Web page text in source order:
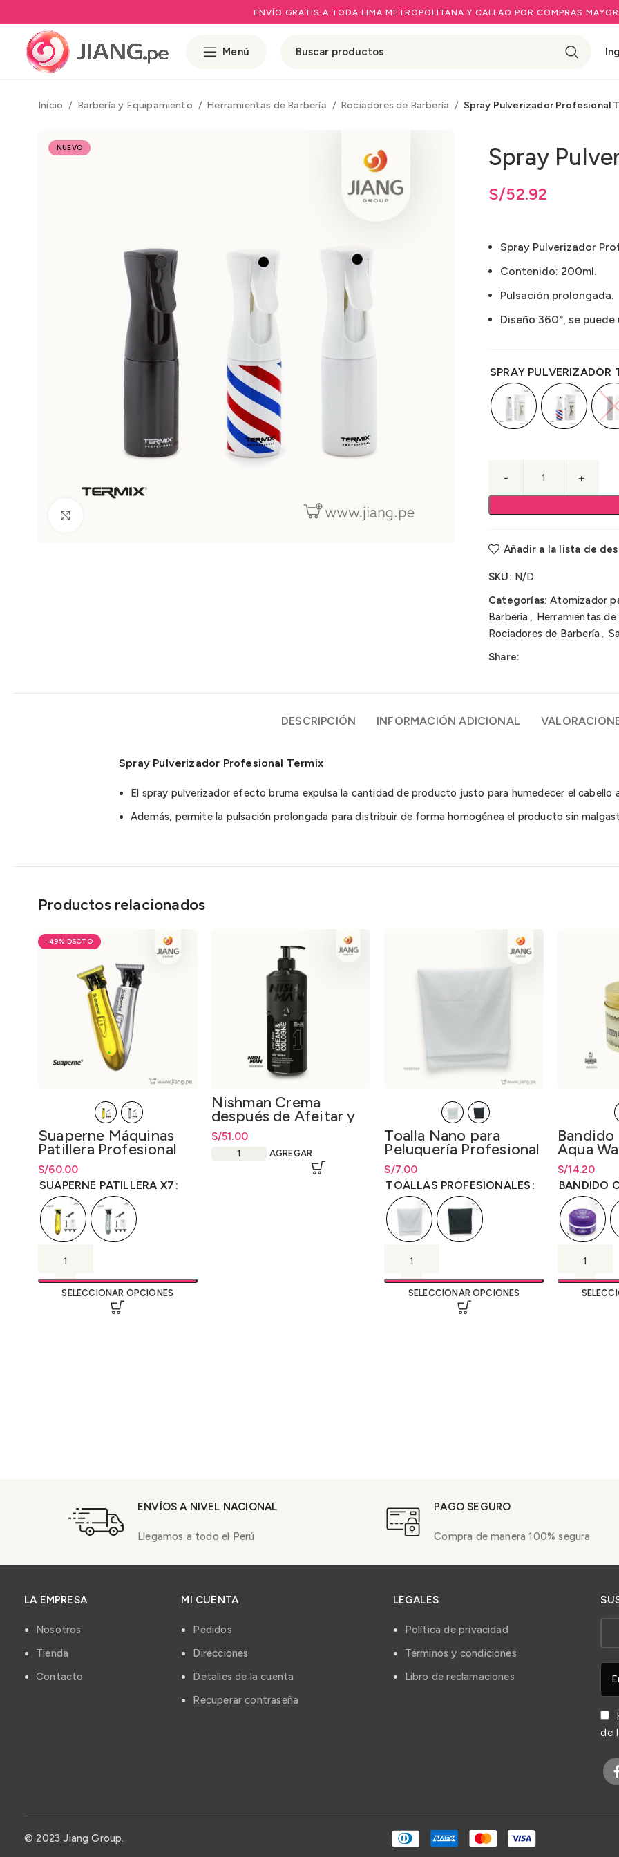
ENVÍO GRATIS A TODA LIMA METROPOLITANA Y CALLAO POR COMPRAS
Menú
Inicio Barbería y Equipamiento Herramientas de Barbería Rociadores de Barbería Spray Pulverizador Profesional
NUEVO Spray
S/52.92
Rango de precios: desdeS/52.92 S/52.92
Spray Pulverizador
Contenido: 200ml.
Pulsación prolongada.
Diseño 360°, se
SPRAY PULVERIZADOR
Añadir a la lista de
SKU: N/D
Categorías: Atomizador
Barbería , Herramientas
Rociadores de Barbería,
Share:
DESCRIPCIÓN INFORMACIÓN ADICIONAL
Spray Pulverizador Profesional Termix
El spray pulverizador efecto bruma expulsa la cantidad de producto justo para humedecer el cabello
Además, permite la pulsación prolongada para distribuir de forma homogénea el producto sin
Productos relacionados
-49%
Suaperne Máquinas
Patillera Profesional
X7
S/60.00
Rango de precios: desde
S/ 60.00hastaS/60.00
SUAPERNE PATILLERA X7
SELECCIONAR OPCIONES
Nishman Crema
después de Afeitar y
Colonia 2 en 1 400ml.
S/51.00
AGREGAR
Toalla Nano para
Peluquería Profesional
S/7.00
Rango de precios: desde
hasta S/7.00
TOALLAS PROFESIONALES
SELECCIONAR OPCIONES
Bandido
Aqua
S/14.20
Rango de
hastaS/
BANDIDO
ENVÍOS A NIVEL NACIONAL
Llegamos a todo el Perú
PAGO SEGURO
Compra de manera 100% segura
LA EMPRESA
Nosotros
Tienda
Contacto
MI CUENTA
Pedidos
Direcciones
Detalles de la cuenta
Recuperar contraseña
LEGALES
Política de privacidad
Términos y condiciones
Libro de reclamaciones
de
© 2023 Jiang Group.